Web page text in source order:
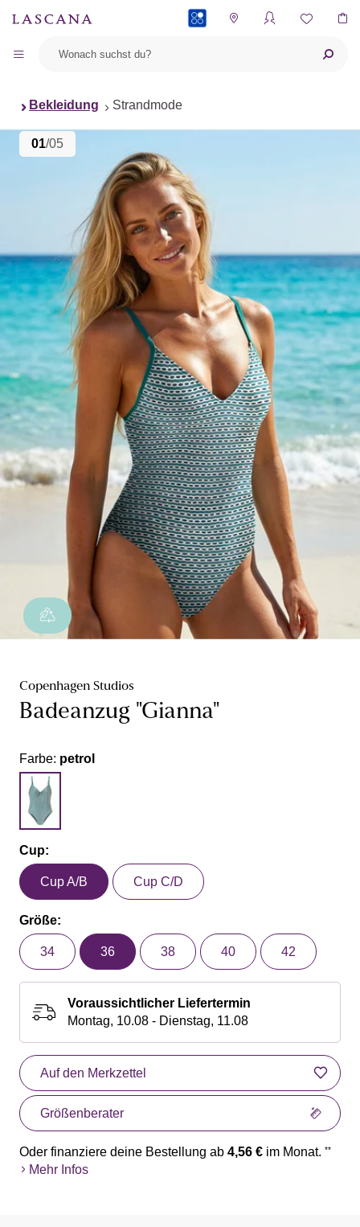
Bekleidung Strandmode
01/05
Copenhagen Studios
Badeanzug "Gianna"
Farbe: petrol
Cup:
Cup A/B Cup C/D
Größe:
34 36 38 40 42
Voraussichtlicher Liefertermin
Montag, 10.08 - Dienstag, 11.08
Auf den Merkzettel
Größenberater
Oder finanziere deine Bestellung ab 4,56 € im Monat. **
Mehr Infos